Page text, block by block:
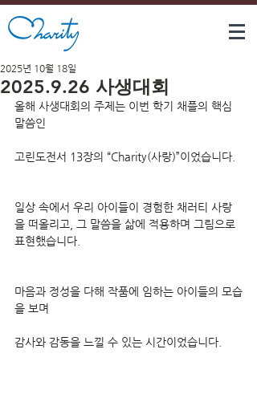
2025.9.26 사생대회
2025년 10월 18일
올해 사생대회의 주제는 이번 학기 채플의 핵심
말씀인
고린도전서 13장의 “Charity(사랑)”이었습니다.
일상 속에서 우리 아이들이 경험한 채러티 사랑
을 떠올리고, 그 말씀을 삶에 적용하며 그림으로
표현했습니다.
마음과 정성을 다해 작품에 임하는 아이들의 모습
을 보며
감사와 감동을 느낄 수 있는 시간이었습니다.